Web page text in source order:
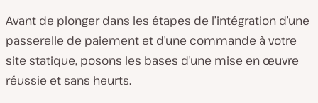
Avant de plonger dans les étapes de l’intégration d’une
passerelle de paiement et d’une commande à votre
site statique, posons les bases d’une mise en œuvre
réussie et sans heurts.